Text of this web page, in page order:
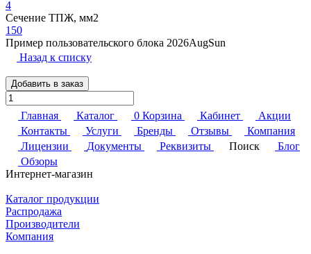
4
Сечение ТПЖ, мм2
150
Пример пользовательского блока 2026AugSun
Назад к списку
Добавить в заказ
Главная Каталог 0 Корзина Кабинет
Акции
Контакты
Услуги Бренды Отзывы
Компания
Лицензии
Документы Реквизиты Поиск
Блог
Обзоры
Интернет-магазин
Каталог продукции
Распродажа
Производители
Компания